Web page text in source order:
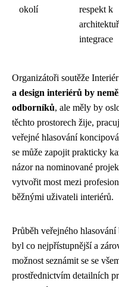
okolí
respekt k
integrace
Organizátoři soutěže
a design interiérů by
odborníků, ale měly by
těchto prostorech žije,
veřejné hlasování
se může zapojit prakticky
názor na nominované
vytvořit most mezi
běžnými uživateli interiérů.
Průběh veřejného
byl co nejpřístupnější a
možnost seznámit se se
prostřednictvím detailních